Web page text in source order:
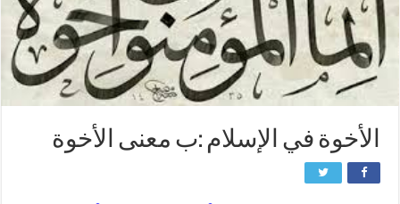
الأخوة في الإسلام‏ :ب معنى الأخوة